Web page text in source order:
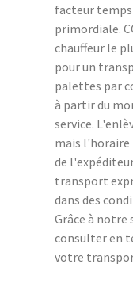
facteur
primordiale.
chauffeur le
pour un
palettes par
à partir du
service.
mais l'horaire
de
transport
dans des
Grâce à notre
consulter en
votre